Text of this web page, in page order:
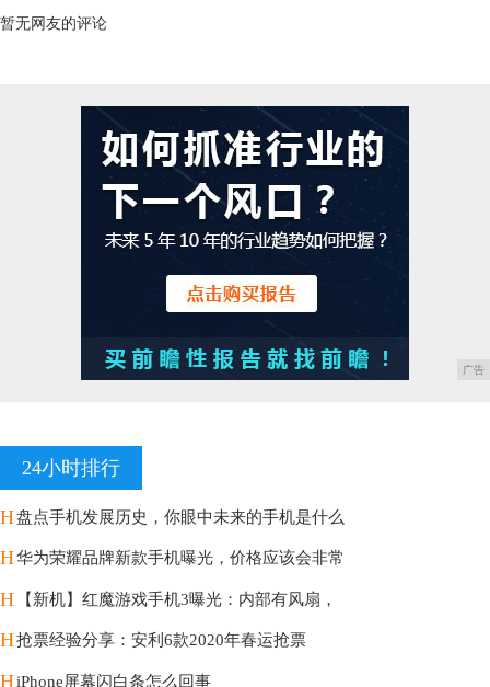
暂无网友的评论
广告
24小时排行
H盘点手机发展历史，你眼中未来的手机是什么
H华为荣耀品牌新款手机曝光，价格应该会非常
H 【新机】红魔游戏手机3曝光：内部有风扇，
H抢票经验分享：安利6款2020年春运抢票
HiPhone屏幕闪白条怎么回事